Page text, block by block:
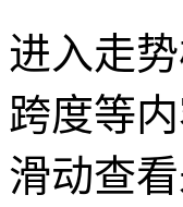
进入走
跨度等
滑动查